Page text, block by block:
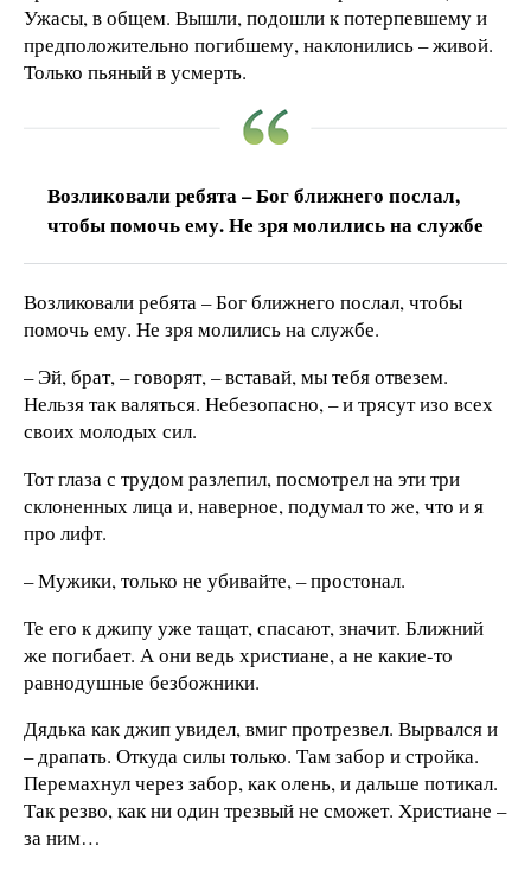
Ужасы, в общем. Вышли, подошли к потерпевшему и
предположительно погибшему, наклонились – живой.
Только пьяный в усмерть.
Возликовали ребята – Бог ближнего послал,
чтобы помочь ему. Не зря молились на службе
Возликовали ребята – Бог ближнего послал, чтобы
помочь ему. Не зря молились на службе.
– Эй, брат, – говорят, – вставай, мы тебя отвезем.
Нельзя так валяться. Небезопасно, – и трясут изо всех
своих молодых сил.
Тот глаза с трудом разлепил, посмотрел на эти три
склоненных лица и, наверное, подумал то же, что и я
про лифт.
– Мужики, только не убивайте, – простонал.
Те его к джипу уже тащат, спасают, значит. Ближний
же погибает. А они ведь христиане, а не какие-то
равнодушные безбожники.
Дядька как джип увидел, вмиг протрезвел. Вырвался и
– драпать. Откуда силы только. Там забор и стройка.
Перемахнул через забор, как олень, и дальше потикал.
Так резво, как ни один трезвый не сможет. Христиане –
за ним…